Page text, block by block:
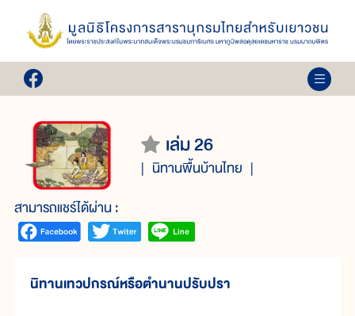
เล่ม 26
นิทานพื้นบ้านไทย
สามารถแชร์ได้ผ่าน :
นิทานเทวปกรณ์หรือตำนานปรับปรา